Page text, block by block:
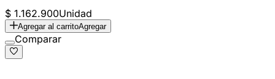
$ 1.162.900Unidad
Agregar al carritoAgregar
Comparar